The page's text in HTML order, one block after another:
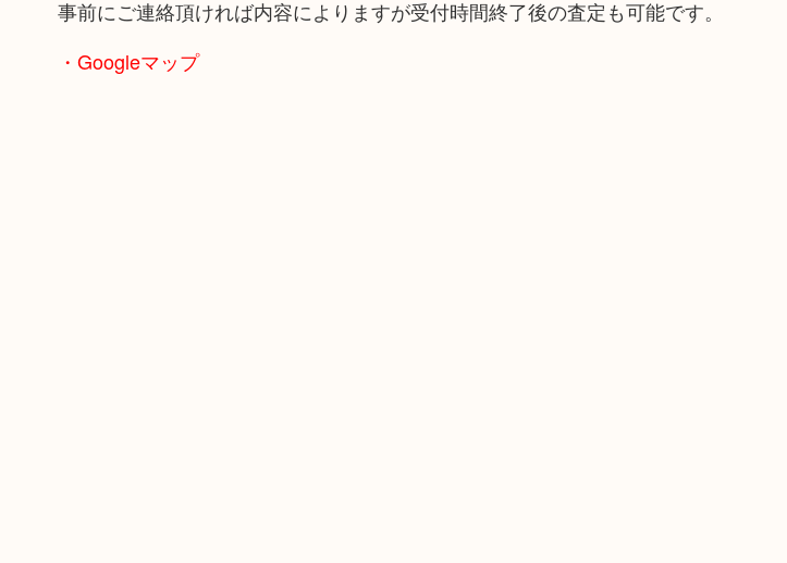
事前にご連絡頂ければ内容によりますが受付時間終了後の査定も可能です。
・Googleマップ